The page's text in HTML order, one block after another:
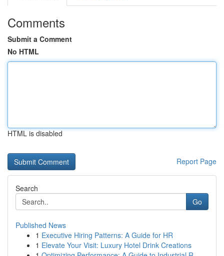
Comments
Submit a Comment
No HTML
HTML is disabled
Report Page
Search
Go
Published News
1 Executive Hiring Patterns: A Guide for HR
1 Elevate Your Visit: Luxury Hotel Drink Creations